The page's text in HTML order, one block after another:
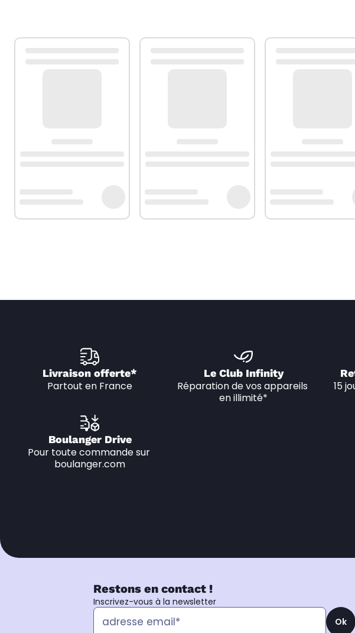
Livraison offerte*
Partout en France
Le Club Infinity
Réparation de vos appareils
en illimité*
15
Boulanger Drive
Pour toute commande sur
boulanger.com
Restons en contact !
Inscrivez-vous à la newsletter
Ok